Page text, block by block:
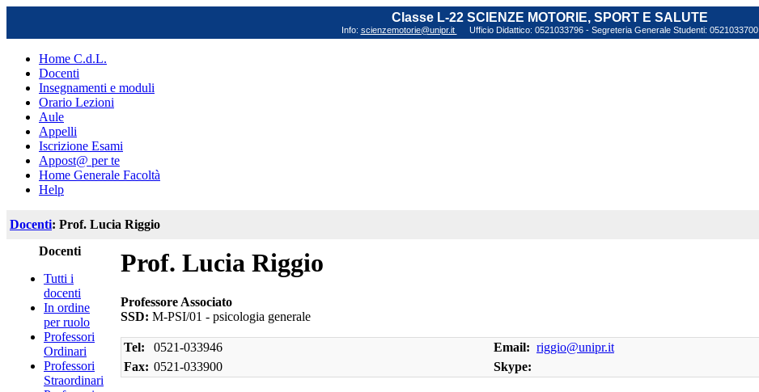
Classe L-22 SCIENZE MOTORIE, SPORT E SALUTE
Info: scienzemotorie@unipr.it Ufficio Didattico: 0521033796 - Segreteria Generale Studenti: 0521033700
Home C.d.L.
Docenti
Insegnamenti e moduli
Orario Lezioni
Aule
Appelli
Iscrizione Esami
Appost@ per te
Home Generale Facoltà
Help
Docenti: Prof. Lucia Riggio
Docenti
Tutti i
docenti
In ordine
per ruolo
Professori
Ordinari
Professori
Straordinari
Prof. Lucia Riggio
Professore Associato
SSD: M-PSI/01 - psicologia generale
Tel: 0521-033946 Email: riggio@unipr.it
Fax: 0521-033900 Skype: